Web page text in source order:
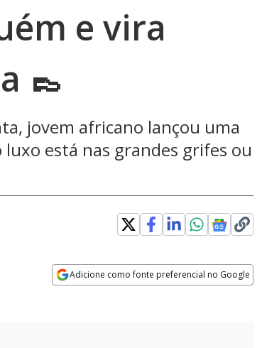
e vira
👞
jovem africano lançou uma
está nas grandes grifes ou
Adicione como fonte preferencial no Google